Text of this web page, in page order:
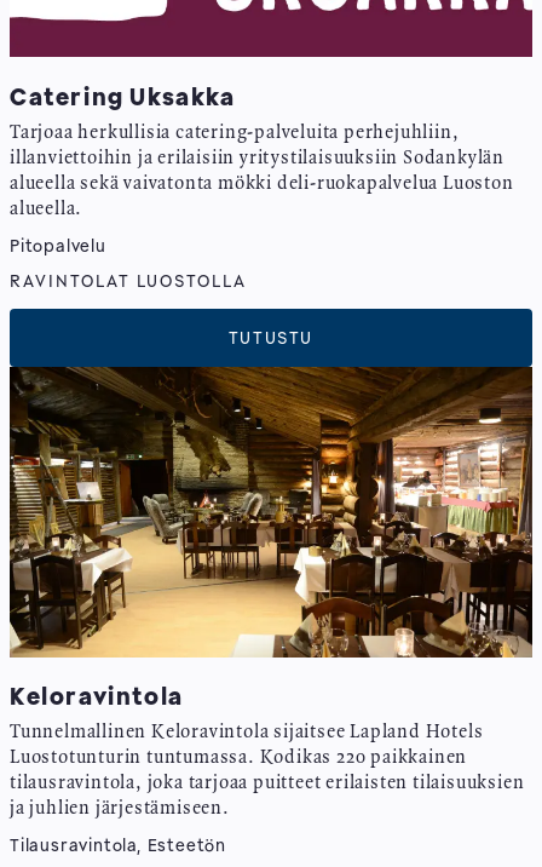
Catering Uksakka
Tarjoaa herkullisia catering-palveluita perhejuhliin,
illanviettoihin ja erilaisiin yritystilaisuuksiin Sodankylän
alueella sekä vaivatonta mökki deli-ruokapalvelua Luoston
alueella.
Pitopalvelu
RAVINTOLAT LUOSTOLLA
TUTUSTU
Keloravintola
Tunnelmallinen Keloravintola sijaitsee Lapland Hotels
Luostotunturin tuntumassa. Kodikas 220 paikkainen
tilausravintola, joka tarjoaa puitteet erilaisten tilaisuuksien
ja juhlien järjestämiseen.
Tilausravintola, Esteetön